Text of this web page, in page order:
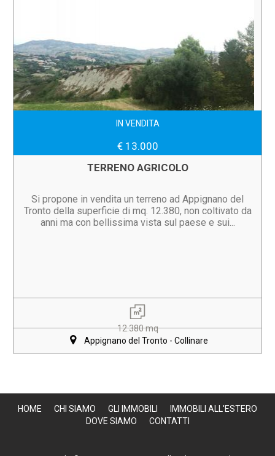
IN VENDITA
€ 13.000
TERRENO AGRICOLO
Si propone in vendita un terreno ad Appignano del
Tronto della superficie di mq. 12.380, non coltivato da
anni ma con bellissima vista sul paese e sui...
12.380 mq
Appignano del Tronto - Collinare
HOME CHI SIAMO GLI IMMOBILI
IMMOBILI ALL'ESTERO
DOVE SIAMO
CONTATTI